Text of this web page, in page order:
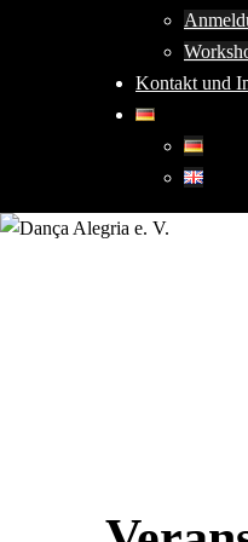
Kontakt und